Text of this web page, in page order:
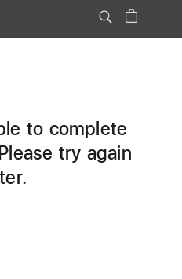
to complete
try again